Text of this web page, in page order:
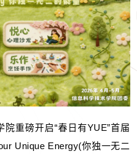
重磅开启“春日有YUE”首届
Unique Energy(你独一无二